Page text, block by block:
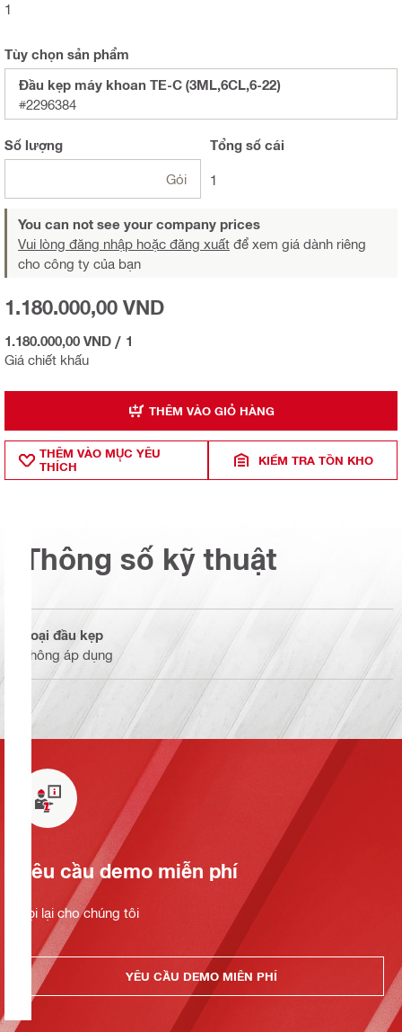
1
Tùy chọn sản phẩm
Đầu kẹp máy khoan TE-C (3ML,6CL,6-22)
#2296384
Số lượng
Gói
Tổng số cái
1
You can not see your company prices
Vui lòng đăng nhập hoặc đăng xuất để xem giá dành riêng
cho công ty của bạn
Giá chiết khấu
1.180.000,00 VND
1.180.000,00 VND / 1
THÊM VÀO GIỎ HÀNG
THÊM VÀO MỤ̣C YÊU
THÍCH
KIỂM TRA TỒN KHO
Thông số kỹ thuật
Loại đầu kẹp
không áp dụng
Yêu cầu demo miễn phí
Gọi lại cho chúng tôi
YÊU CẦU DEMO MIỄN PHÍ